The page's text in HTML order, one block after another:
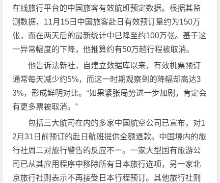
在线旅行平台的中国旅客有效航班预定数据。根据其监
测数据，11月15日中国旅客赴日有效预订量约为150万
张，而在两天后的最新统计中已降至约100万张。基于这
一异常幅度的下降，他推算约有50万趟行程被取消。
他告诉法新社，自建立数据库以来，有效机票预订
通常每天减少约5%，而这一时期观察到的降幅却高达3
3%，形成鲜明对比。“如果紧张局势进一步加剧，肯定会
有更多票被取消。”
包括三大航司在内的多家中国航空公司已宣布，对1
2月31日前预订的赴日航班提供全额退款。中国境内的旅
行社周二对旅行警告的反应不一。一家大型国有旅游公
司已从其应用程序中移除所有日本旅行选项，另一家北
京旅行社则表示不再接受日本行程预订。其他旅行社则